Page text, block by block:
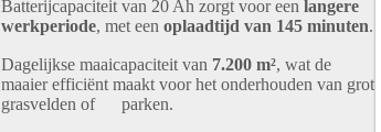
Batterijcapaciteit van 20 Ah zorgt voor een langere
werkperiode, met een oplaadtijd van 145 minuten.
Dagelijkse maaicapaciteitvan 7.200 m², wat de
maaier efficiënt maakt voor het onderhouden van grote
grasvelden of parken.